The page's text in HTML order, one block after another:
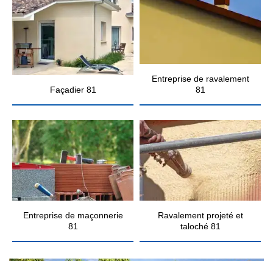
Façadier 81
Entreprise de ravalement
81
Entreprise de maçonnerie
81
Ravalement projeté et
taloché 81